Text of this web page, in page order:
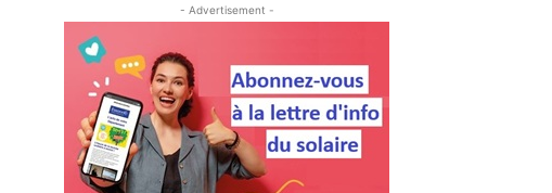
- Advertisement -